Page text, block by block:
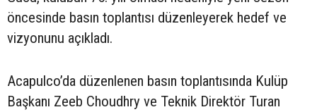
öncesinde basın toplantısı düzenleyerek hedef ve
vizyonunu açıkladı.
Acapulco’da düzenlenen basın toplantısında Kulüp
Başkanı Zeeb Choudhry ve Teknik Direktör Turan